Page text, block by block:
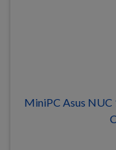
MiniPC Asus